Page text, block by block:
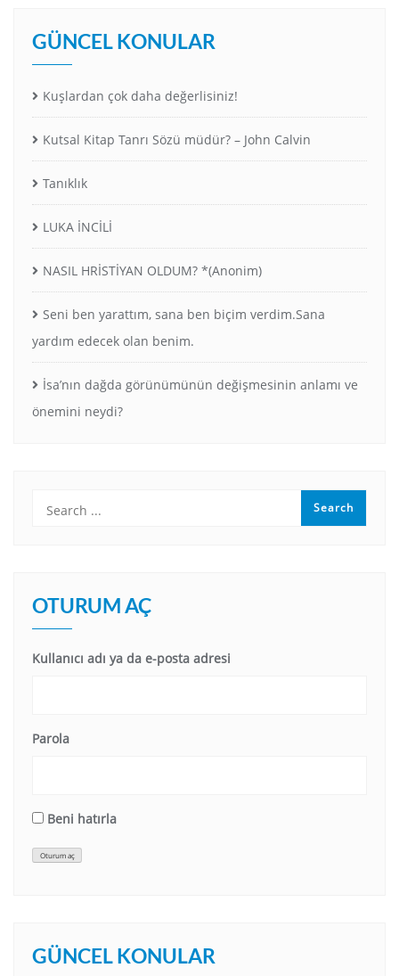
GÜNCEL KONULAR
Kuşlardan çok daha değerlisiniz!
Kutsal Kitap Tanrı Sözü müdür? – John Calvin
Tanıklık
LUKA İNCİLİ
NASIL HRİSTİYAN OLDUM? *(Anonim)
Seni ben yarattım, sana ben biçim verdim.Sana
yardım edecek olan benim.
İsa’nın dağda görünümünün değişmesinin anlamı ve
önemini neydi?
OTURUM AÇ
Kullanıcı adı ya da e-posta adresi
Parola
Beni hatırla
Oturum aç
GÜNCEL KONULAR